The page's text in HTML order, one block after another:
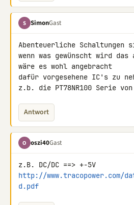
S SimonGast
Abenteuerliche Schaltungen
wenn was gewünscht wird
wäre es wohl angebracht
dafür vorgesehene IC's zu
z.b. die PT78NR100 Serie
Antwort
O oszi40Gast
http://www.tracopower.com/
d.pdf